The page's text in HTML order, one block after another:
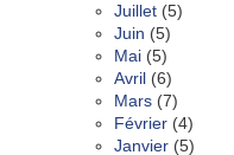
Juillet (5)
Juin (5)
Mai (5)
Avril (6)
Mars (7)
Février (4)
Janvier (5)